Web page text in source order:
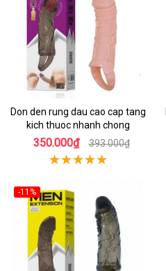
Don den rung dau cao cap tang
kich thuoc nhanh chong
350.000₫ 393.000₫
-11%